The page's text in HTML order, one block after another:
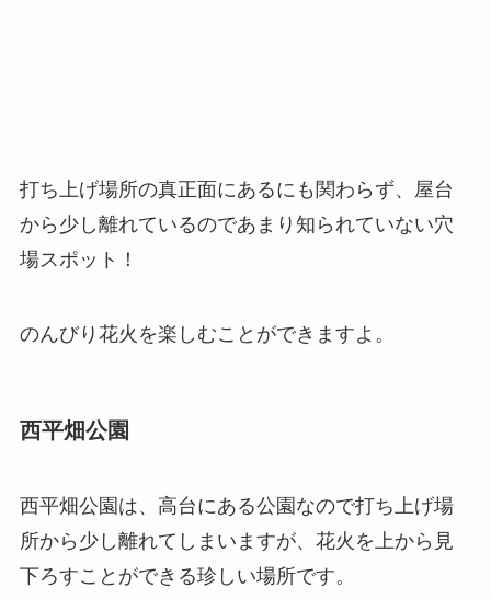
打ち上げ場所の真正面にあるにも関わらず、屋台
から少し離れているのであまり知られていない穴
場スポット！
のんびり花火を楽しむことができますよ。
西平畑公園
西平畑公園は、高台にある公園なので打ち上げ場
所から少し離れてしまいますが、花火を上から見
下ろすことができる珍しい場所です。